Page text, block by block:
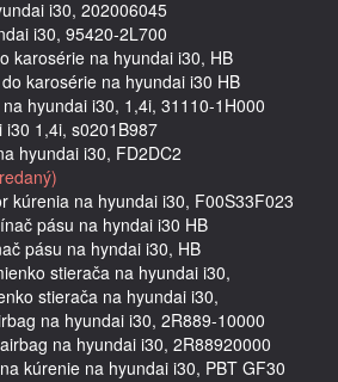
i30, 202006045
i30, 95420-2L700
karosérie na hyundai i30, HB
karosérie na hyundai i30 HB
hyundai i30, 1,4i, 31110-1H000
1,4i, s0201B987
hyundai i30, FD2DC2
kúrenia na hyundai i30, F00S33F023
pásu na hyndai i30 HB
pásu na hyndai i30, HB
stierača na hyundai i30,
stierača na hyundai i30,
na hyundai i30, 2R889-10000
na hyundai i30, 2R88920000
kúrenie na hyundai i30, PBT GF30